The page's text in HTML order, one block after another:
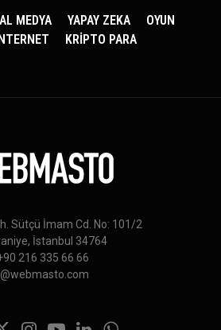
MEDYA YAPAY ZEKA
OYUN
KRİPTO PARA
Sütçü İmam Cd. No: 101/2
İstanbul 34764
216 335 66 66